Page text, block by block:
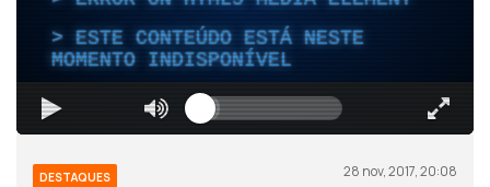
ESTE CONTEÚDO ESTÁ NESTE
MOMENTO INDISPONÍVEL
DESTAQUES 28 nov, 2017, 20:08